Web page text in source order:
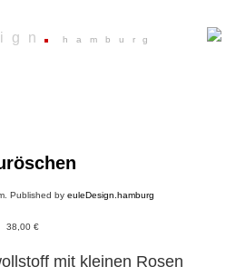
hamburg
Published by euleDesign.hamburg
38,00 €
mit kleinen Rosen